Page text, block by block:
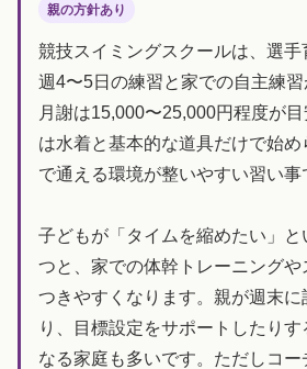
親の方針あり
競技スイミングスクールは、選
週4〜5日の練習と家での自主練習
月謝は15,000〜25,000円程度が
は水着と基本的な道具だけで始
で通える環境が整いやすい習い事
子どもが「タイムを縮めたい」
つと、家での体幹トレーニング
つきやすくなります。親が週末に
り、目標設定をサポートしたり
なる家庭も多いです。ただしコ